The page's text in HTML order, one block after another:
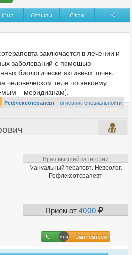
9
6
9
2
118
54
238
Цена Отзывы Стаж %
заключается в лечении и
заболеваний с помощью
биологически активных точек,
человеческом теле по некоему
– меридианам).
Рефлексотерапевт- описание специальности
Врач высшей категории
Мануальный терапевт, Невролог,
Рефлексотерапевт
Прием от4000
Записаться